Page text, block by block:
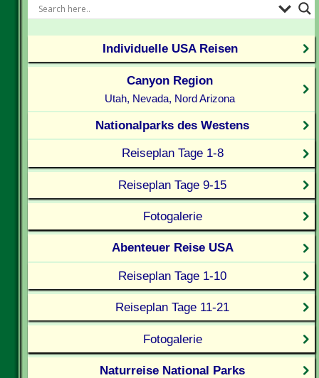
Individuelle USA Reisen
Canyon Region
Utah, Nevada, Nord Arizona
Nationalparks des Westens
Reiseplan Tage 1-8
Reiseplan Tage 9-15
Fotogalerie
Abenteuer Reise USA
Reiseplan Tage 1-10
Reiseplan Tage 11-21
Fotogalerie
Naturreise National Parks